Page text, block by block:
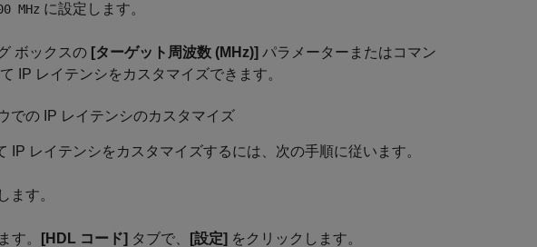
MHz に設定します。
ボックスの [ターゲット周波数 (MHz)] パラメーターまたはコマン
IP レイテンシをカスタマイズできます。
での IP レイテンシのカスタマイズ
IP レイテンシをカスタマイズするには、次の手順に従います。
ます。
す。 [HDL コード] タブで、 [設定] をクリックします。